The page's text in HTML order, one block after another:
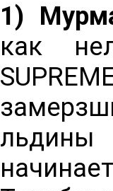
1)
как